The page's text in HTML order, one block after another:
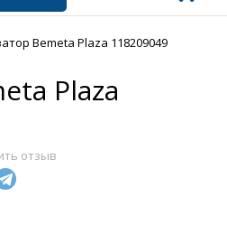
Bemeta Plaza 118209049
Plaza
отзыв